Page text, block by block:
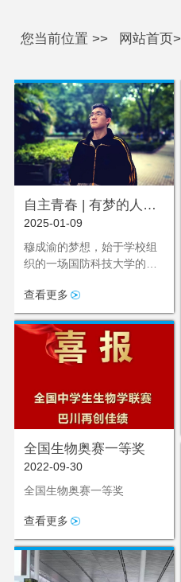
您当前位置 >> 网站首页
自主青春 | 有梦的人总
是努力翻山越岭
2025-01-09
穆成渝的梦想，始于学校组
织的一场国防科技大学的讲
赫然显现“铸剑国防”四个大
字，一束名为梦想的光，瞬
间穿透穆成渝的心房。那一
刻，梦想的种子挣脱了束缚
的枷锁，蓬勃而出，肆意绽
未来的模样。
查看更多
全国生物奥赛一等奖
2022-09-30
全国生物奥赛一等奖
查看更多